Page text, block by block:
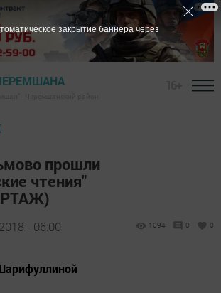
прошли
чтения"
- 06:00 1094 0 0
закрытие баннера через